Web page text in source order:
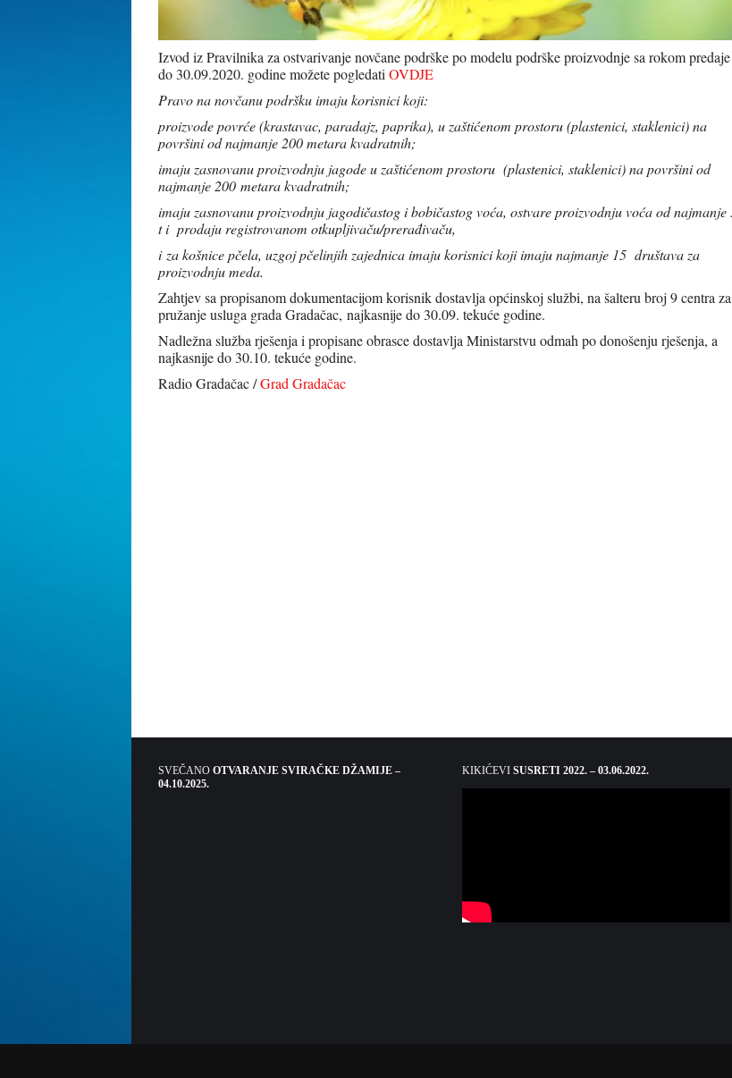
Izvod iz Pravilnika za ostvarivanje novčane podrške po modelu podrške proizvodnje sa rokom predaje
do 30.09.2020. godine možete pogledati OVDJE
Pravo na novčanu podršku imaju korisnici koji:
proizvode povrće (krastavac, paradajz, paprika), u zaštićenom prostoru (plastenici, staklenici) na
površini od najmanje 200 metara kvadratnih;
imaju zasnovanu proizvodnju jagode u zaštićenom prostoru (plastenici, staklenici) na površini od
najmanje 200 metara kvadratnih;
imaju zasnovanu proizvodnju jagodičastog i bobičastog voća, ostvare proizvodnju voća od najmanje
t i prodaju registrovanom otkupljivaču/prerađivaču,
i za košnice pčela, uzgoj pčelinjih zajednica imaju korisnici koji imaju najmanje 15 društava za
proizvodnju meda.
Zahtjev sa propisanom dokumentacijom korisnik dostavlja općinskoj službi, na šalteru broj 9 centra za
pružanje usluga grada Gradačac, najkasnije do 30.09. tekuće godine.
Nadležna služba rješenja i propisane obrasce dostavlja Ministarstvu odmah po donošenju rješenja, a
najkasnije do 30.10. tekuće godine.
Radio Gradačac /Grad Gradačac
SVEČANO OTVARANJE SVIRAČKE DŽAMIJE –
04.10.2025.
KIKIĆEVI SUSRETI 2022. – 03.06.2022.